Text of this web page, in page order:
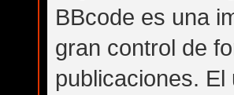
BBcode es una
gran control de
publicaciones.